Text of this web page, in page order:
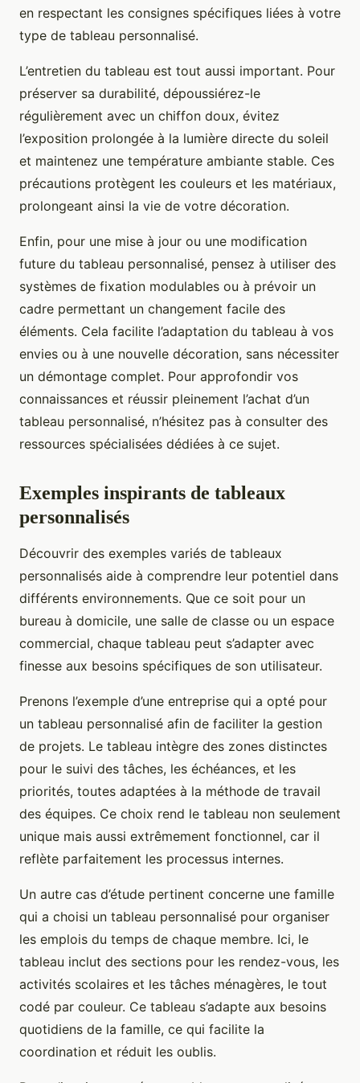
en respectant les consignes spécifiques liées à votre
type de tableau personnalisé.
L’entretien du tableau est tout aussi important. Pour
préserver sa durabilité, dépoussiérez-le
régulièrement avec un chiffon doux, évitez
l’exposition prolongée à la lumière directe du soleil
et maintenez une température ambiante stable. Ces
précautions protègent les couleurs et les matériaux,
prolongeant ainsi la vie de votre décoration.
Enfin, pour une mise à jour ou une modification
future du tableau personnalisé, pensez à utiliser des
systèmes de fixation modulables ou à prévoir un
cadre permettant un changement facile des
éléments. Cela facilite l’adaptation du tableau à vos
envies ou à une nouvelle décoration, sans nécessiter
un démontage complet. Pour approfondir vos
connaissances et réussir pleinement l’achat d’un
tableau personnalisé, n’hésitez pas à consulter des
ressources spécialisées dédiées à ce sujet.
Exemples inspirants de tableaux
personnalisés
Découvrir des exemples variés de tableaux
personnalisés aide à comprendre leur potentiel dans
différents environnements. Que ce soit pour un
bureau à domicile, une salle de classe ou un espace
commercial, chaque tableau peut s’adapter avec
finesse aux besoins spécifiques de son utilisateur.
Prenons l’exemple d’une entreprise qui a opté pour
un tableau personnalisé afin de faciliter la gestion
de projets. Le tableau intègre des zones distinctes
pour le suivi des tâches, les échéances, et les
priorités, toutes adaptées à la méthode de travail
des équipes. Ce choix rend le tableau non seulement
unique mais aussi extrêmement fonctionnel, car il
reflète parfaitement les processus internes.
Un autre cas d’étude pertinent concerne une famille
qui a choisi un tableau personnalisé pour organiser
les emplois du temps de chaque membre. Ici, le
tableau inclut des sections pour les rendez-vous, les
activités scolaires et les tâches ménagères, le tout
codé par couleur. Ce tableau s’adapte aux besoins
quotidiens de la famille, ce qui facilite la
coordination et réduit les oublis.